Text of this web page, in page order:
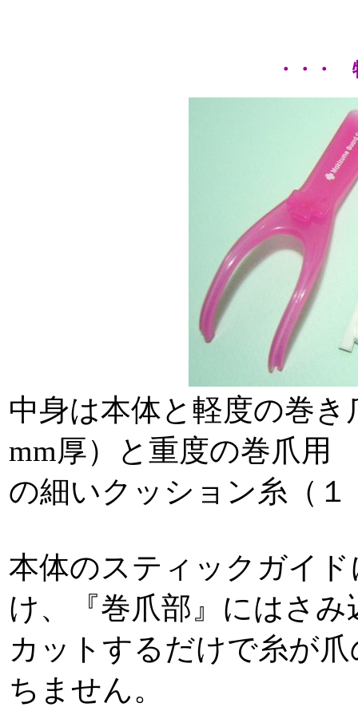
・・・
中身は本体と軽度の巻
mm厚）と重度の巻爪用
の細いクッション糸（
本体のスティックガイ
け、『巻爪部』にはさみ
カットするだけで糸が
ちません。